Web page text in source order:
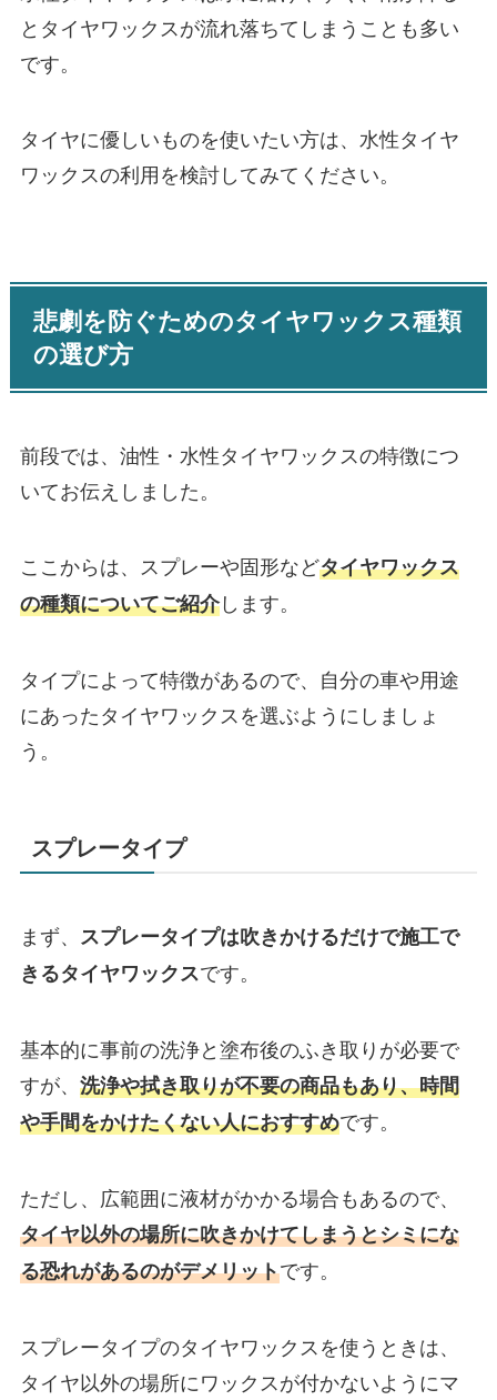
とタイヤワックスが流れ落ちてしまうことも多い
です。
タイヤに優しいものを使いたい方は、水性タイヤ
ワックスの利用を検討してみてください。
悲劇を防ぐためのタイヤワックス種類
の選び方
前段では、油性・水性タイヤワックスの特徴につ
いてお伝えしました。
ここからは、スプレーや固形などタイヤワックス
の種類についてご紹介します。
タイプによって特徴があるので、自分の車や用途
にあったタイヤワックスを選ぶようにしましょ
う。
スプレータイプ
まず、 スプレータイプは吹きかけるだけで施工で
きるタイヤワックスです。
基本的に事前の洗浄と塗布後のふき取りが必要で
すが、 洗浄や拭き取りが不要の商品もあり、時間
や手間をかけたくない人におすすめです。
ただし、広範囲に液材がかかる場合もあるので、
タイヤ以外の場所に吹きかけてしまうとシミにな
る恐れがあるのがデメリットです。
スプレータイプのタイヤワックスを使うときは、
タイヤ以外の場所にワックスが付かないようにマ